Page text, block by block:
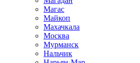
Магас
Майкоп
Махачкала
Москва
Мурманск
Нальчик